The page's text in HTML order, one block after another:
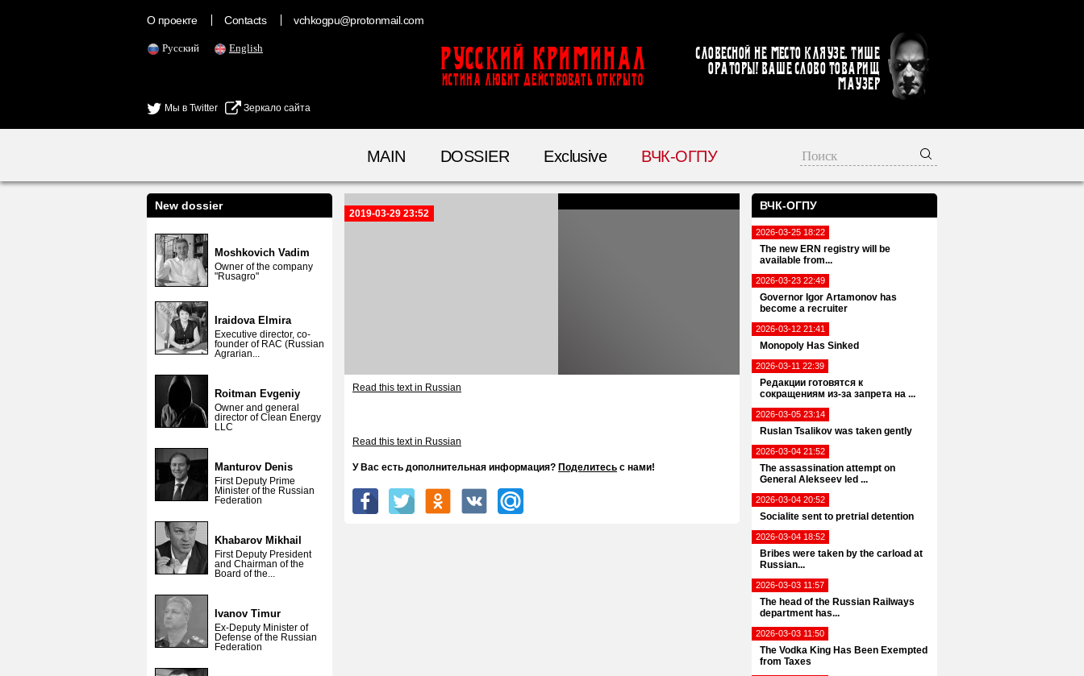
О проекте Contacts vchkogpu@protonmail.com
Русский English
Мы в Twitter Зеркало сайта
Русский Криминал
ИСТИНА ЛЮБИТ ДЕЙСТВОВАТЬ ОТКРЫТО
Словесной не место кляузе. Тише
ораторы! Ваше слово товарищ
Маузер
MAIN DOSSIER Exclusive ВЧК-ОГПУ
ВЧК-ОГПУ
2026-03-25 18:22
The new ERN registry will be
available from...
2026-03-23 22:49
Governor Igor Artamonov has
become a recruiter
2026-03-12 21:41
Monopoly Has Sinked
2026-03-11 22:39
Редакции готовятся к
сокращениям из-за запрета на ...
2026-03-05 23:14
Ruslan Tsalikov was taken gently
2026-03-04 21:52
The assassination attempt on
General Alekseev led ...
2026-03-04 20:52
Socialite sent to pretrial detention
2026-03-04 18:52
Bribes were taken by the carload at
Russian...
2026-03-03 11:57
The head of the Russian Railways
department has...
2026-03-03 11:50
The Vodka King Has Been Exempted
from Taxes
New dossier
Moshkovich Vadim
Owner of the company
"Rusagro"
Iraidova Elmira
Executive director, co-
founder of RAC (Russian
Agrarian...
Roitman Evgeniy
Owner and general
director of Clean Energy
LLC
Manturov Denis
First Deputy Prime
Minister of the Russian
Federation
Khabarov Mikhail
First Deputy President
and Chairman of the
Board of the...
Ivanov Timur
Ex-Deputy Minister of
Defense of the Russian
Federation
2019-03-29 23:52
Read this text in Russian
Read this text in Russian
У Вас есть дополнительная информация? Поделитесь с нами!